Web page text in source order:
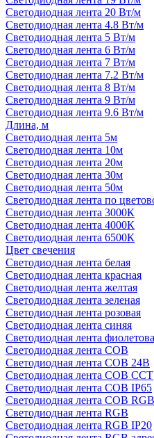
Светодиодная лента 20 Вт/м
Светодиодная лента 4.8 Вт/м
Светодиодная лента 5 Вт/м
Светодиодная лента 6 Вт/м
Светодиодная лента 7 Вт/м
Светодиодная лента 7.2 Вт/м
Светодиодная лента 8 Вт/м
Светодиодная лента 9 Вт/м
Светодиодная лента 9.6 Вт/м
Длина, м
Светодиодная лента 5м
Светодиодная лента 10м
Светодиодная лента 20м
Светодиодная лента 30м
Светодиодная лента 50м
Светодиодная лента по
Светодиодная лента 3000К
Светодиодная лента 4000К
Светодиодная лента 6500К
Цвет свечения
Светодиодная лента белая
Светодиодная лента красная
Светодиодная лента желтая
Светодиодная лента зеленая
Светодиодная лента розовая
Светодиодная лента синяя
Светодиодная лента
Светодиодная лента COB
Светодиодная лента COB 24В
Светодиодная лента COB CCT
Светодиодная лента COB IP65
Светодиодная лента COB RGB
Светодиодная лента RGB
Светодиодная лента RGB IP20